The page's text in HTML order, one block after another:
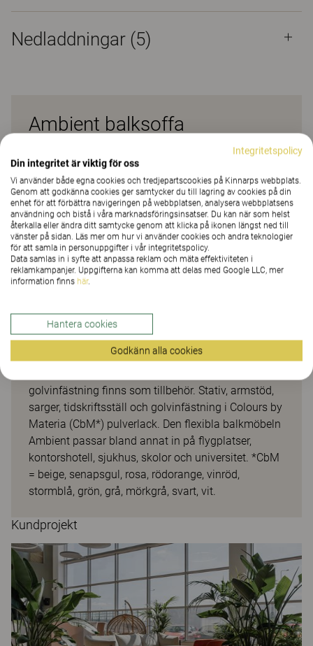
Nedladdningar (5)
Ambient balksoffa
Konstruktionen är stabil samtidigt som formspråket
är nätt, minimalistiskt och elegant. Ambient finns
med flera längder på balken, olika varianter av
armstöd, skärm med eller utan tidskriftsställ samt
bord som ger en trevlig avställningsyta. Sittelement
i separata delar kan enkelt bytas vid behov.
Bordsskivor av massiv vitpigmenterad eller
svartbetsad ask samt vitt HPL laminat är liksom
växtbricka i svart. Armstödsbord har vitt
kompaktlaminat. Balkkopplingen kan monteras i
fem olika fasta lägen och har en rund skiva.
golvinfästning finns som tillbehör. Stativ, armstöd,
sarger, tidskriftsställ och golvinfästning i Colours by
Materia (CbM*) pulverlack. Den flexibla balkmöbeln
Ambient passar bland annat in på flygplatser,
kontorshotell, sjukhus, skolor och universitet. *CbM
= beige, senapsgul, rosa, rödorange, vinröd,
stormblå, grön, grå, mörkgrå, svart, vit.
Kundprojekt
Integritetspolicy
Din integritet är viktig för oss
Vi använder både egna cookies och tredjepartscookies på Kinnarps webbplats.
Genom att godkänna cookies ger samtycker du till lagring av cookies på din
enhet för att förbättra navigeringen på webbplatsen, analysera webbplatsens
användning och bistå i våra marknadsföringsinsatser. Du kan när som helst
återkalla eller ändra ditt samtycke genom att klicka på ikonen längst ned till
vänster på sidan. Läs mer om hur vi använder cookies och andra teknologier
för att samla in personuppgifter i vår integritetspolicy.
Data samlas in i syfte att anpassa reklam och mäta effektiviteten i
reklamkampanjer. Uppgifterna kan komma att delas med Google LLC, mer
information finns här.
Hantera cookies
Godkänn alla cookies